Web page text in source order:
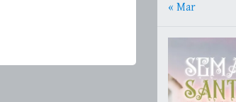
« Mar